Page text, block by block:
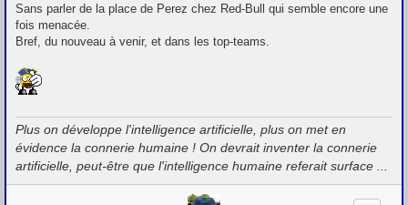
Sans parler de la place de Perez chez Red-Bull qui semble encore une
fois menacée.
Bref, du nouveau à venir, et dans les top-teams.
Plus on développe l'intelligence artificielle, plus on met en
évidence la connerie humaine ! On devrait inventer la connerie
artificielle, peut-être que l'intelligence humaine referait surface ...